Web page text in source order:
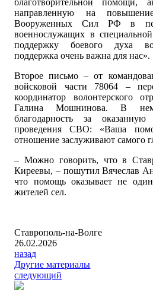
благотворительной помощи,
направленную на повышение
Вооруженных Сил РФ в
военнослужащих в
поддержку боевого духа
поддержка очень важна для нас».
Второе письмо – от
войсковой части 78064 –
координатор волонтерского
Галина Мошнинова. В нем
благодарность за
проведения СВО: «Ваша
отношение заслуживают самого
– Можно говорить, что в
Киреевы, – пошутил Вячеслав
что помощь оказывает не
жителей сел.
Ставрополь-на-Волге
26.02.2026
назад
Другие материалы
следующий